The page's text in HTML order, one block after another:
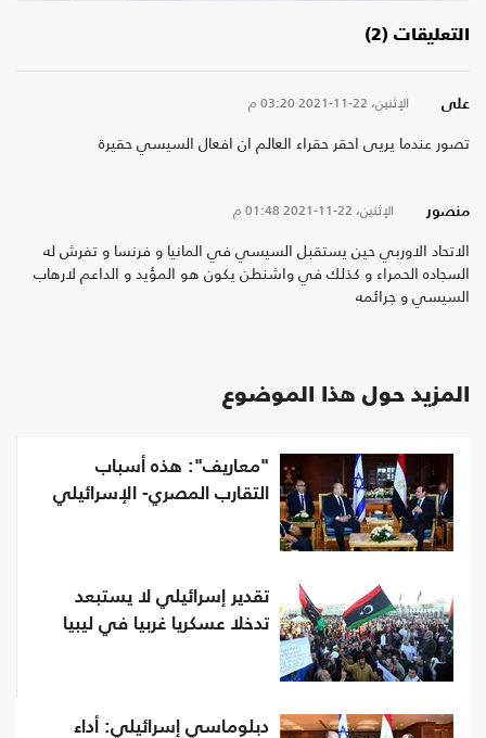
التعليقات (2)
على الإثنين، 22-11-2021 03:20 م
تصور عندما يريى احقر حقراء العالم ان افعال السيسي حقيرة
منصور الإثنين، 22-11-2021 01:48 م
الاتحاد الاوربي حين يستقبل السيسي في المانيا و فرنسا و تفرش له
السجاده الحمراء و كذلك في واشنطن يكون هو المؤيد و الداعم لارهاب
السيسي و جرائمه
المزيد حول هذا الموضوع
"معاريف": هذه أسباب
التقارب المصري- الإسرائيلي
تقدير إسرائيلي لا يستبعد
تدخلا عسكريا غربيا في ليبيا
دبلوماسي إسرائيلي: أداء